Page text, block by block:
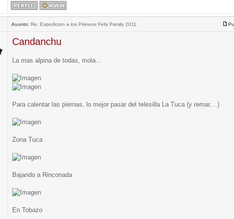
Asunto:Re: Expedicion a los Pirineos Felix Family 2011
Candanchu
La mas alpina de todas, mola...
Para calentar las piernas, lo mejor pasar del telesilla La Tuca (y remar....)
Zona Tuca
Bajando a Rinconada
En Tobazo